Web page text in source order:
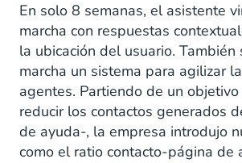
En solo 8 semanas, el asistente
marcha con respuestas
la ubicación del usuario. También
marcha un sistema para agilizar
agentes. Partiendo de un
reducir los contactos generados
de ayuda-, la empresa introdujo
como el ratio contacto-página de